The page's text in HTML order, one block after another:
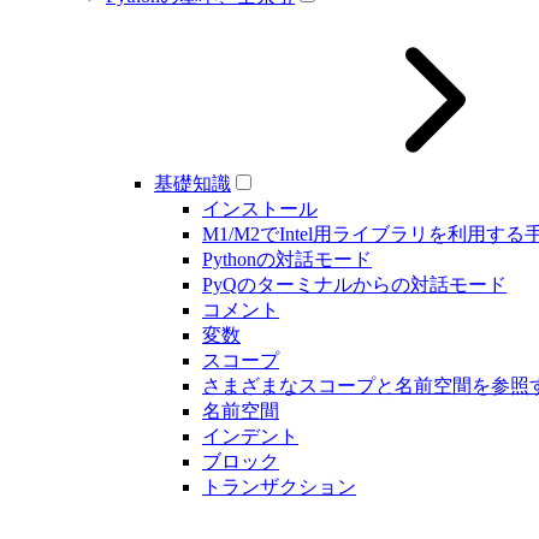
基礎知識
インストール
M1/M2でIntel用ライブラリを利用する
Pythonの対話モード
PyQのターミナルからの対話モード
コメント
変数
スコープ
さまざまなスコープと名前空間を参照
名前空間
インデント
ブロック
トランザクション